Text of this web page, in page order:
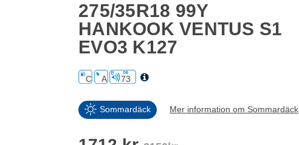
275/35R18 99Y
HANKOOK VENTUS S1
EVO3 K127
C A 73
Sommardäck Mer information om Sommardäck